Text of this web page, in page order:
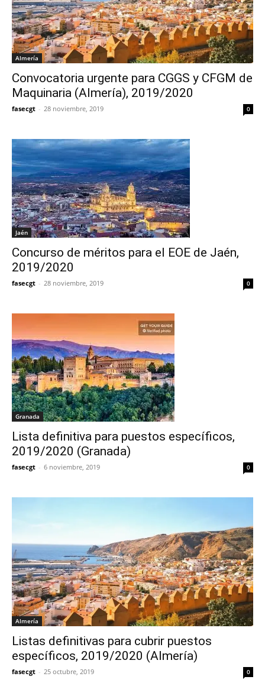
Almería
Convocatoria urgente para CGGS y CFGM de
Maquinaria (Almería), 2019/2020
fasecgt - 28 noviembre, 2019 0
Jaén
Concurso de méritos para el EOE de Jaén,
2019/2020
fasecgt - 28 noviembre, 2019 0
Granada
Lista definitiva para puestos específicos,
2019/2020 (Granada)
fasecgt - 6 noviembre, 2019 0
Almería
Listas definitivas para cubrir puestos
específicos, 2019/2020 (Almería)
fasecgt - 25 octubre, 2019 0